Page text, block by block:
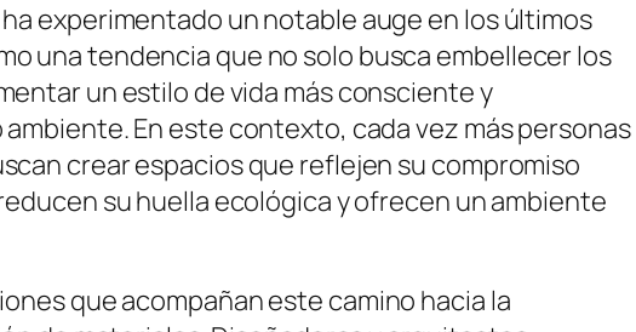
experimentado un notable auge en los últimos
una tendencia que no solo busca embellecer los
un estilo de vida más consciente y
En este contexto, cada vez más personas
crear espacios que reflejen su compromiso
su huella ecológica y ofrecen un ambiente
que acompañan este camino hacia la